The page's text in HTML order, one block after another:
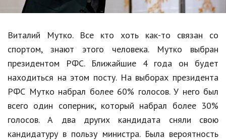
Авто, мото
Спорт
Знаменитости
Статьи
Обзоры
Виталий Мутко. Все кто хоть как-то связан со
спортом, знают этого человека. Мутко выбран
президентом РФС. Ближайшие 4 года он будет
находиться на этом посту. На выборах президента
РФС Мутко набрал более 60% голосов. У него был
всего один соперник, который набрал более 30%
голосов. А два других кандидата сняли свою
кандидатуру в пользу министра. Была вероятность